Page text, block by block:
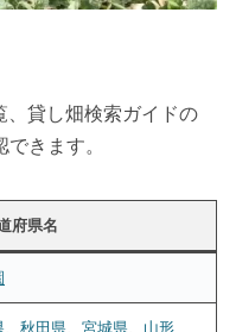
、貸し畑検索ガイドの
きます。
府県名
秋田県 宮城県
山形